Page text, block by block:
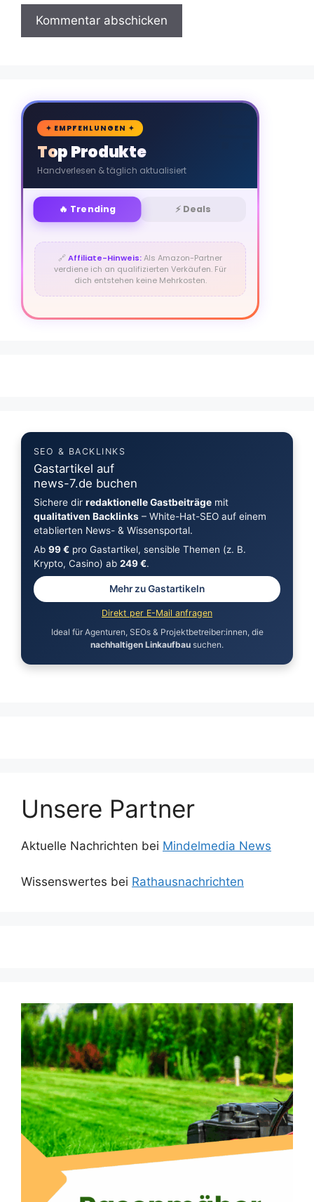
🛒
✦ EMPFEHLUNGEN ✦
Top Produkte
Handverlesen & täglich aktualisiert
🔥 Trending ⚡ Deals
🔗Affiliate-Hinweis:Als Amazon-Partner
verdiene ich an qualifizierten Verkäufen. Für
dich entstehen keine Mehrkosten.
SEO & BACKLINKS
Gastartikel auf
news-7.de buchen
Sichere dir redaktionelle Gastbeiträgemit
qualitativen Backlinks– White-Hat-SEO auf einem
etablierten News- & Wissensportal.
Ab 99 €pro Gastartikel, sensible Themen (z. B.
Krypto, Casino) ab 249 €.
Mehr zu Gastartikeln
Direkt per E-Mail anfragen
Ideal für Agenturen, SEOs & Projektbetreiber:innen, die
nachhaltigen Linkaufbau suchen.
Unsere Partner
Aktuelle Nachrichten bei Mindelmedia News
Wissenswertes bei Rathausnachrichten